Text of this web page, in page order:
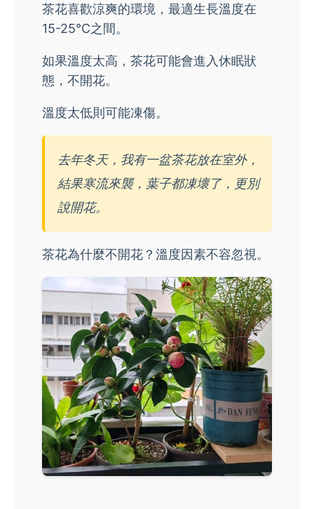
茶花喜歡涼爽的環境，最適生長溫度在
15-25°C之間。
如果溫度太高，茶花可能會進入休眠狀
態，不開花。
溫度太低則可能凍傷。
去年冬天，我有一盆茶花放在室外，
結果寒流來襲，葉子都凍壞了，更別
說開花。
茶花為什麼不開花？溫度因素不容忽視。